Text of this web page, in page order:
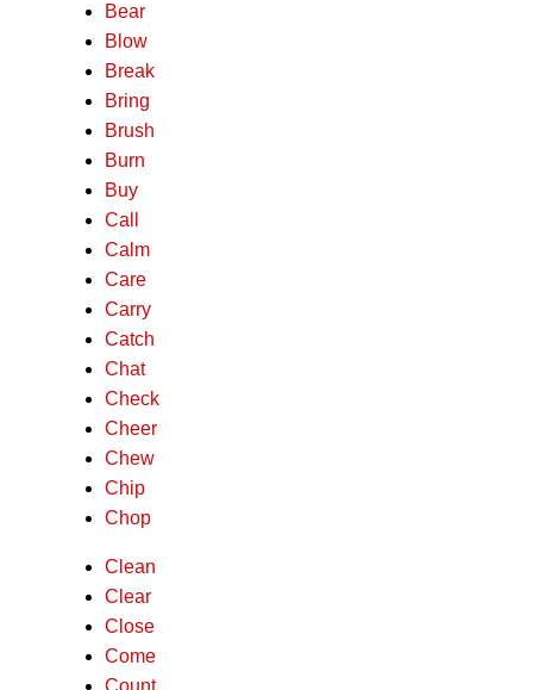
Bear
Blow
Break
Bring
Brush
Burn
Buy
Call
Calm
Care
Carry
Catch
Chat
Check
Cheer
Chew
Chip
Chop
Clean
Clear
Close
Come